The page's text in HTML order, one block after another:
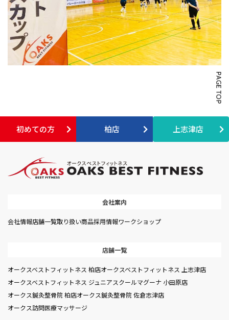
初めての方 柏店 上志津店
会社案内
会社情報店舗一覧取り扱い商品採用情報ワークショップ
店舗一覧
オークスベストフィットネス 柏店オークスベストフィットネス 上志津店
オークスベストフィットネス ジュニアスクールマグーナ 小田原店
オークス鍼灸整骨院 柏店オークス鍼灸整骨院 佐倉志津店
オークス訪問医療マッサージ